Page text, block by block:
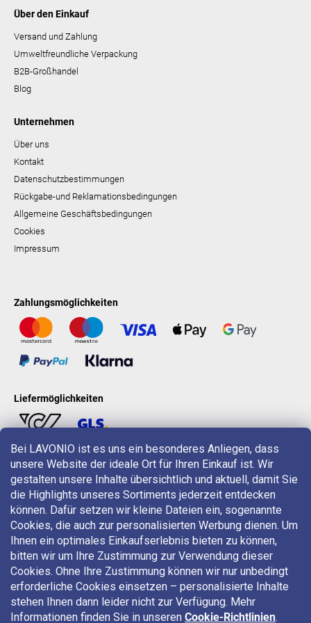
Bei LAVONIO ist es uns ein besonderes Anliegen, dass
unsere Website der ideale Ort für Ihren Einkauf ist. Wir
gestalten unsere Inhalte übersichtlich und aktuell, damit Sie
die Highlights unseres Sortiments jederzeit entdecken
können. Dafür setzen wir kleine Dateien ein, sogenannte
Cookies, die auch zur personalisierten Werbung dienen. Um
Ihnen ein optimales Einkaufserlebnis bieten zu können,
bitten wir um Ihre Zustimmung zur Verwendung dieser
Cookies. Ohne Ihre Zustimmung können wir nur unbedingt
erforderliche Cookies einsetzen – personalisierte Inhalte
stehen Ihnen dann leider nicht zur Verfügung. Mehr
Informationen finden Sie in unseren Cookie-Richtlinien.
Über den Einkauf
Versand und Zahlung
Umweltfreundliche Verpackung
B2B-Großhandel
Blog
Unternehmen
Über uns
Kontakt
Datenschutzbestimmungen
Rückgabe-und Reklamationsbedingungen
Allgemeine Geschäftsbedingungen
Cookies
Impressum
Zahlungsmöglichkeiten
Liefermöglichkeiten
LAVONIO in der Welt
Für Aktionen, Gewinnspiele und Rabatte folgen Sie uns auf: